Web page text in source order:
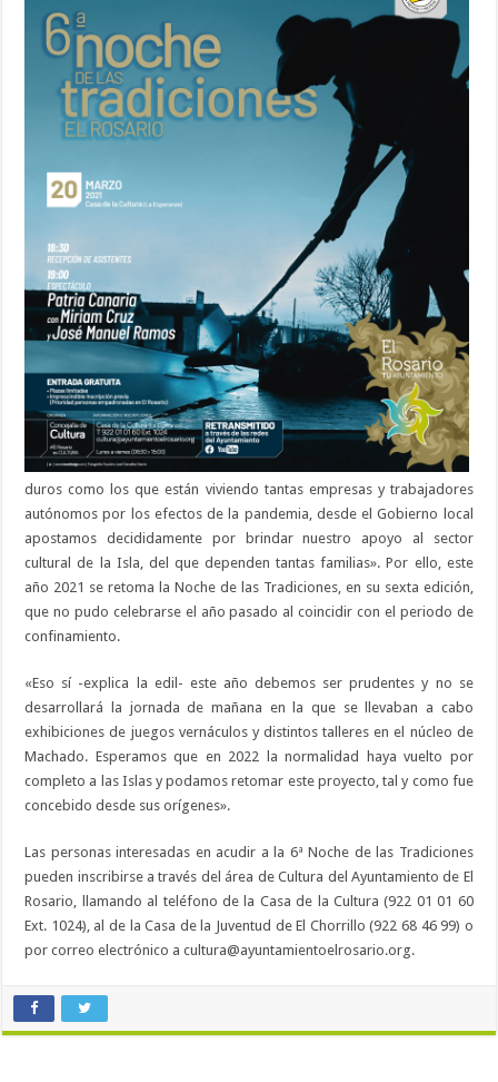
duros como los que están viviendo tantas empresas y trabajadores
autónomos por los efectos de la pandemia, desde el Gobierno local
apostamos decididamente por brindar nuestro apoyo al sector
cultural de la Isla, del que dependen tantas familias». Por ello, este
año 2021 se retoma la Noche de las Tradiciones, en su sexta edición,
que no pudo celebrarse el año pasado al coincidir con el periodo de
confinamiento.
«Eso sí -explica la edil- este año debemos ser prudentes y no se
desarrollará la jornada de mañana en la que se llevaban a cabo
exhibiciones de juegos vernáculos y distintos talleres en el núcleo de
Machado. Esperamos que en 2022 la normalidad haya vuelto por
completo a las Islas y podamos retomar este proyecto, tal y como fue
concebido desde sus orígenes».
Las personas interesadas en acudir a la 6ª Noche de las Tradiciones
pueden inscribirse a través del área de Cultura del Ayuntamiento de El
Rosario, llamando al teléfono de la Casa de la Cultura (922 01 01 60
Ext. 1024), al de la Casa de la Juventud de El Chorrillo (922 68 46 99) o
por correo electrónico a cultura@ayuntamientoelrosario.org.